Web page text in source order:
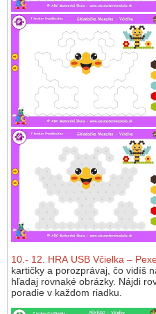
10.- 12. HRA USB Včielka –
kartičky a porozprávaj, čo vidíš
hľadaj rovnaké obrázky. Nájdi
poradie v každom riadku.